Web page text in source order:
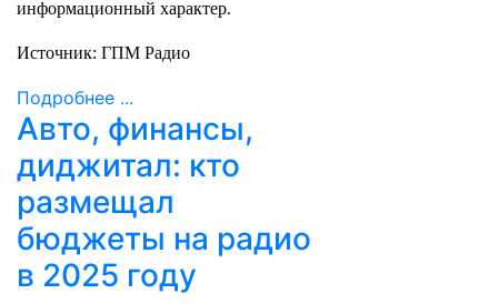
информационный характер.
Источник: ГПМ Радио
Подробнее ...
Авто, финансы,
диджитал: кто
размещал
бюджеты на радио
в 2025 году